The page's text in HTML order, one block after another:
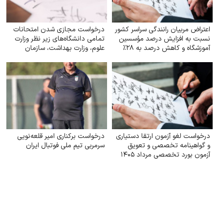
اعتراض مربیان رانندگی سراسر کشور
نسبت به افزایش درصد مؤسسین
آموزشگاه و کاهش درصد به ۲۸٪
درخواست مجازی شدن امتحانات
تمامی دانشگاه‌های زیر نظر وزارت
علوم‌، وزارت بهداشت، سازمان
درخواست لغو آزمون ارتقا دستیاری
و گواهینامه تخصصی و تعویق
آزمون بورد تخصصی مرداد ۱۴۰۵
درخواست برکناری امیر قلعه‌نویی
سرمربی تیم ملی فوتبال ایران